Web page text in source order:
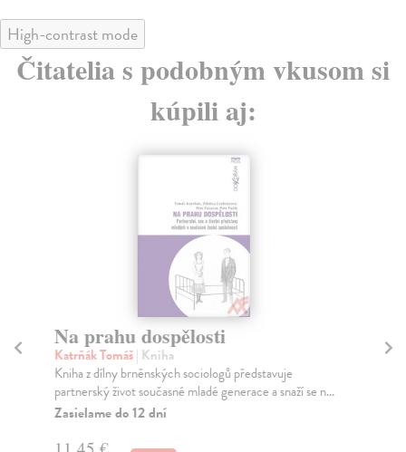
High-contrast mode
Čitatelia s podobným vkusom si
kúpili aj:
Na prahu dospělosti
Katrňák Tomáš| Kniha
Kniha z dílny brněnských sociologů představuje
partnerský život současné mladé generace a snaží se n...
Zasielame do 12 dní